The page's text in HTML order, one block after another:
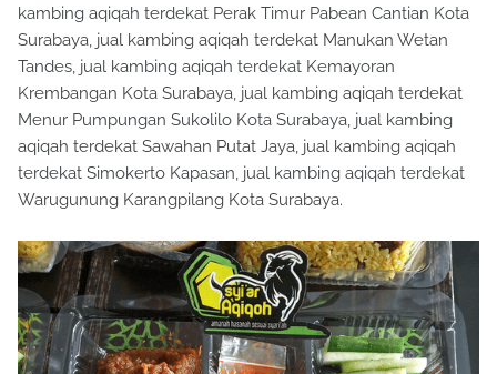
kambing aqiqah terdekat Perak Timur Pabean Cantian Kota
Surabaya, jual kambing aqiqah terdekat Manukan Wetan
Tandes, jual kambing aqiqah terdekat Kemayoran
Krembangan Kota Surabaya, jual kambing aqiqah terdekat
Menur Pumpungan Sukolilo Kota Surabaya, jual kambing
aqiqah terdekat Sawahan Putat Jaya, jual kambing aqiqah
terdekat Simokerto Kapasan, jual kambing aqiqah terdekat
Warugunung Karangpilang Kota Surabaya.